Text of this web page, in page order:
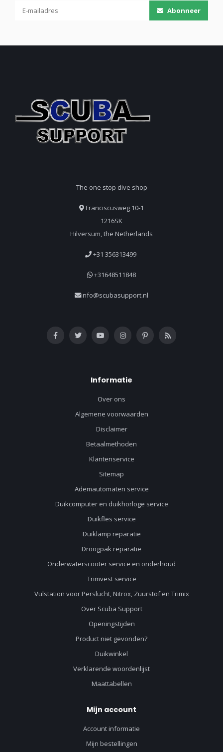
Abonneer
The one stop dive shop
Franciscusweg 10-1
1216SK
Hilversum, the Netherlands
+31 356313499
+31648511848
info@scubasupport.nl
Informatie
Over ons
Algemene voorwaarden
Disclaimer
Betaalmethoden
Klantenservice
Sitemap
Ademautomaten service
Duikcomputer en duikhorloge service
Duikfles service
Duiklamp reparatie
Droogpak reparatie
Onderwaterscooter service en onderhoud
Trimvest service
Vulstation voor Perslucht, Nitrox, Zuurstof en Trimix
Over Scuba Support
Openingstijden
Product niet gevonden?
Duikwinkel
Verklarende woordenlijst
Maattabellen
Mijn account
Account informatie
Mijn bestellingen